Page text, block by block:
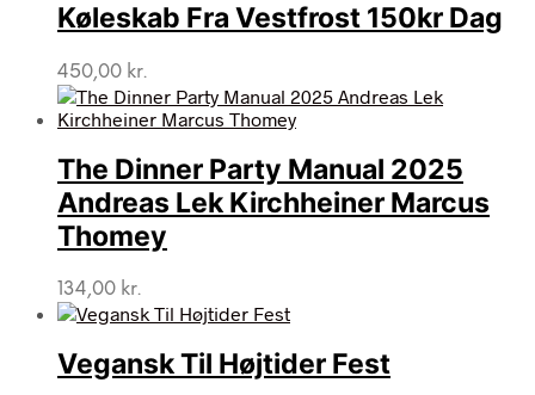
Køleskab Fra Vestfrost 150kr Dag
450,00 kr.
The Dinner Party Manual 2025
Andreas Lek Kirchheiner Marcus
Thomey
134,00 kr.
Vegansk Til Højtider Fest